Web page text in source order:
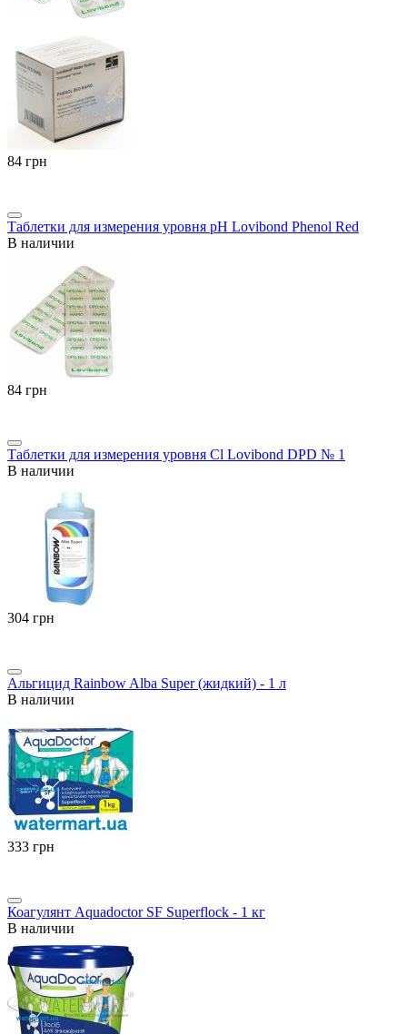
‍84‍ грн
Таблетки для измерения уровня pH Lovibond Phenol Red
В наличии
‍84‍ грн
Таблетки для измерения уровня Cl Lovibond DPD № 1
В наличии
‍304‍ грн
Альгицид Rainbow Alba Super (жидкий) - 1 л
В наличии
‍333‍ грн
Коагулянт Aquadoctor SF Superflock - 1 кг
В наличии